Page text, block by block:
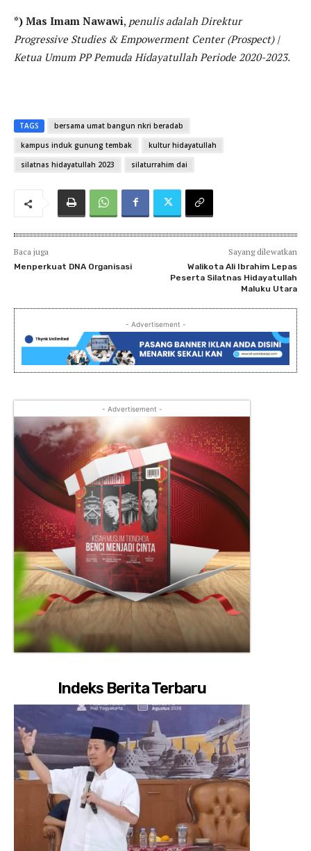
*) Mas Imam Nawawi, penulis adalah Direktur
Progressive Studies & Empowerment Center (Prospect) |
Ketua Umum PP Pemuda Hidayatullah Periode 2020-2023.
TAGS
bersama umat bangun nkri beradab
kampus induk gunung tembak
kultur hidayatullah
silatnas hidayatullah 2023
silaturrahim dai
Baca juga
Menperkuat DNA Organisasi
Sayang dilewatkan
Walikota Ali Ibrahim Lepas
Peserta Silatnas Hidayatullah
Maluku Utara
- Advertisement -
- Advertisement -
Indeks Berita Terbaru